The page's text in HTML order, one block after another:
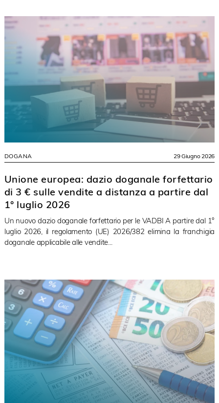
DOGANA 29 Giugno 2026
Unione europea: dazio doganale forfettario
di 3 € sulle vendite a distanza a partire dal
1° luglio 2026
Un nuovo dazio doganale forfettario per le VADBI A partire dal 1°
luglio 2026, il regolamento (UE) 2026/382 elimina la franchigia
doganale applicabile alle vendite...